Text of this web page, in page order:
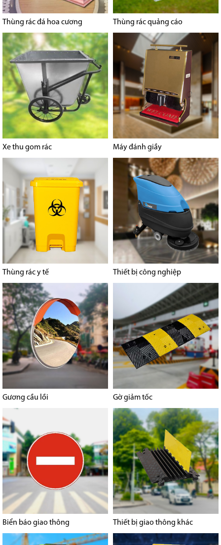
Thùng rác đá hoa cương Thùng rác quảng cáo
Xe thu gom rác Máy đánh giầy
Thùng rác y tế Thiết bị công nghiệp
Gương cầu lồi Gờ giảm tốc
Biển báo giao thông Thiết bị giao thông khác